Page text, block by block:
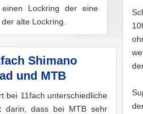
einen Lockring der eine
alte Lockring.
Shimano
und MTB
bei 11fach unterschiedliche
darin, dass bei MTB sehr